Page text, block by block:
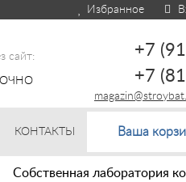
Избранное
сайт:
+7
+7
КОНТАКТЫ Ваша
Собственная лаборатория